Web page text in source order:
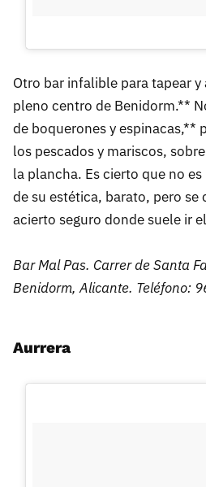
Otro bar infalible para tapear y
pleno centro de Benidorm.**
de boquerones y espinacas,**
los pescados y mariscos,
la plancha. Es cierto que no
de su estética, barato, pero se
acierto seguro donde suele ir
Bar Mal Pas. Carrer de Santa
Benidorm, Alicante. Teléfono:
Aurrera